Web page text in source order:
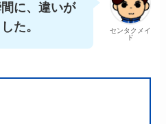
センタクメイ
ド
に、違いが
た。